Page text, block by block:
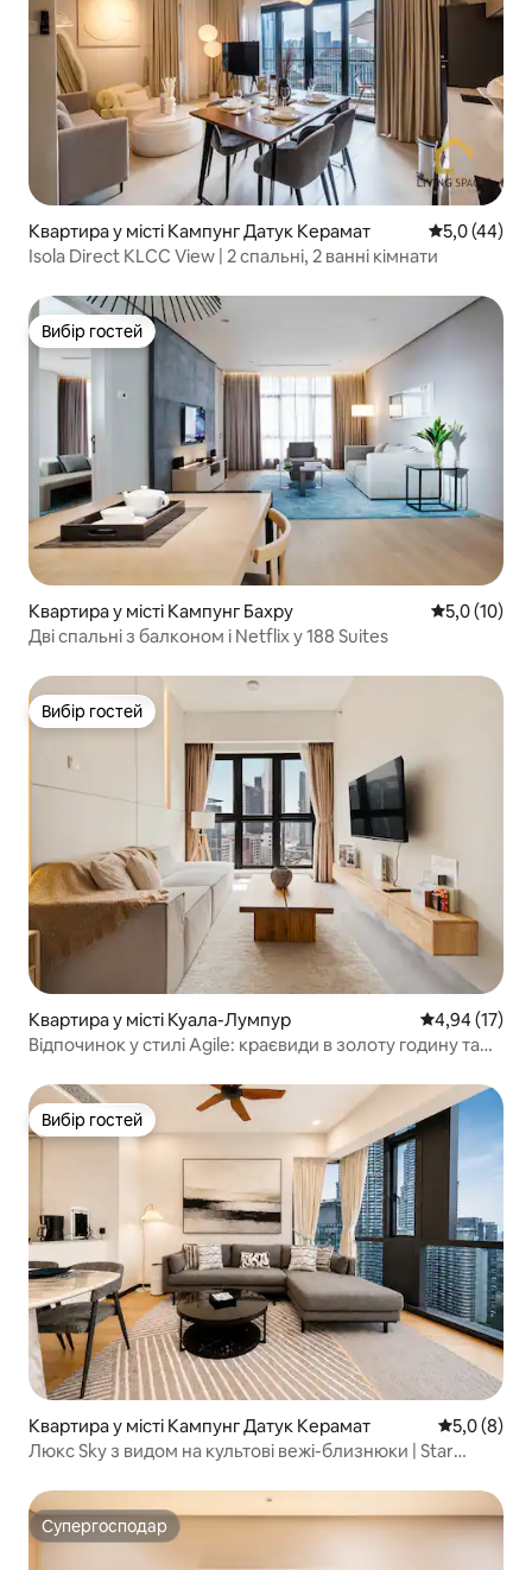
Квартира у місті Кампунг Датук Керамат Середня
5,0 (44)
Isola Direct KLCC View | 2 спальні, 2 ванні кімнати
Вибір гостей
Вибір гостей
Квартира у місті Кампунг Бахру Середня
5,0 (10)
Дві спальні з балконом і Netflix у 188 Suites
Вибір гостей
Вибір гостей
Квартира у місті Куала-Лумпур Середня
4,94 (17)
Відпочинок у стилі Agile: краєвиди в золоту годину та
Вибір гостей
Вибір гостей
Квартира у місті Кампунг Датук Керамат Середня
5,0 (8)
Люкс Sky з видом на культові вежі-близнюки | Star
Супергосподар
Супергосподар